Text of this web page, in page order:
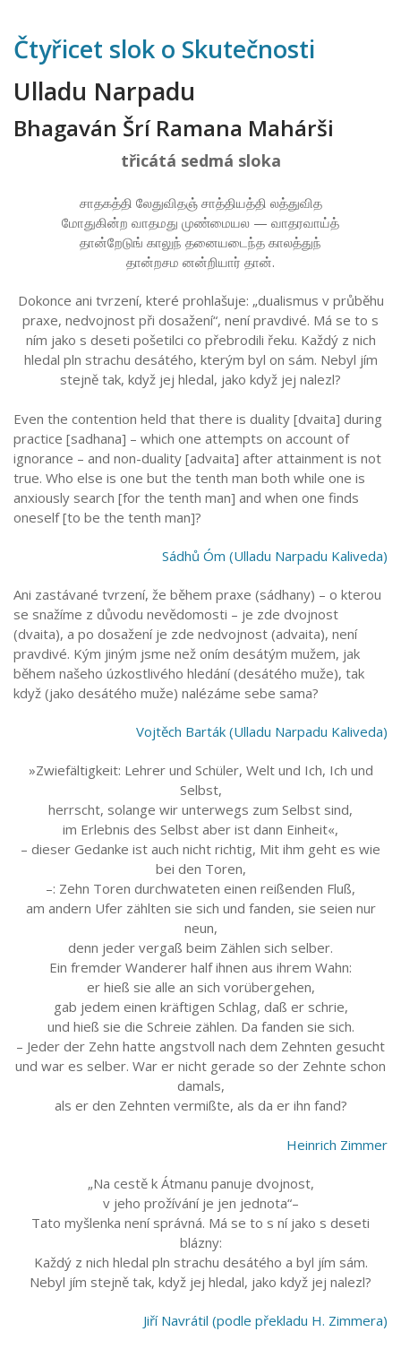
Čtyřicet slok o Skutečnosti
Ulladu Narpadu
Bhagaván Šrí Ramana Mahárši
třicátá sedmá sloka
சாதகத்தி லேதுவிதஞ் சாத்தியத்தி லத்துவித
மோதுகின்ற வாதமது முண்மையல — வாதரவாய்த்
தான்றேடுங் காலுந் தனையடைந்த காலத்துந்
தான்றசம னன்றியார் தான்.
Dokonce ani tvrzení, které prohlašuje: „dualismus v průběhu
praxe, nedvojnost při dosažení“, není pravdivé. Má se to s
ním jako s deseti pošetilci co přebrodili řeku. Každý z nich
hledal pln strachu desátého, kterým byl on sám. Nebyl jím
stejně tak, když jej hledal, jako když jej nalezl?
Even the contention held that there is duality [dvaita] during
practice [sadhana] – which one attempts on account of
ignorance – and non-duality [advaita] after attainment is not
true. Who else is one but the tenth man both while one is
anxiously search [for the tenth man] and when one finds
oneself [to be the tenth man]?
Sádhů Óm (Ulladu Narpadu Kaliveda)
Ani zastávané tvrzení, že během praxe (sádhany) – o kterou
se snažíme z důvodu nevědomosti – je zde dvojnost
(dvaita), a po dosažení je zde nedvojnost (advaita), není
pravdivé. Kým jiným jsme než oním desátým mužem, jak
během našeho úzkostlivého hledání (desátého muže), tak
když (jako desátého muže) nalézáme sebe sama?
Vojtěch Barták (Ulladu Narpadu Kaliveda)
»Zwiefältigkeit: Lehrer und Schüler, Welt und Ich, Ich und
Selbst,
herrscht, solange wir unterwegs zum Selbst sind,
im Erlebnis des Selbst aber ist dann Einheit«,
– dieser Gedanke ist auch nicht richtig, Mit ihm geht es wie
bei den Toren,
–: Zehn Toren durchwateten einen reißenden Fluß,
am andern Ufer zählten sie sich und fanden, sie seien nur
neun,
denn jeder vergaß beim Zählen sich selber.
Ein fremder Wanderer half ihnen aus ihrem Wahn:
er hieß sie alle an sich vorübergehen,
gab jedem einen kräftigen Schlag, daß er schrie,
und hieß sie die Schreie zählen. Da fanden sie sich.
– Jeder der Zehn hatte angstvoll nach dem Zehnten gesucht
und war es selber. War er nicht gerade so der Zehnte schon
damals,
als er den Zehnten vermißte, als da er ihn fand?
Heinrich Zimmer
„Na cestě k Átmanu panuje dvojnost,
v jeho prožívání je jen jednota“–
Tato myšlenka není správná. Má se to s ní jako s deseti
blázny:
Každý z nich hledal pln strachu desátého a byl jím sám.
Nebyl jím stejně tak, když jej hledal, jako když jej nalezl?
Jiří Navrátil (podle překladu H. Zimmera)